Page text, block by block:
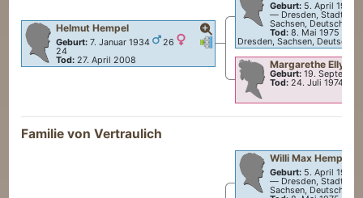
Verknüpfungen
Verknüpfungen
HelmutHempel
Geburt: 7. Januar 1934
26
24
Tod: 27. April 2008
Geburt: 5. April 1907
— Dresden, Stadt
Sachsen, Deutschland
Tod: 8. Mai 1975
Dresden, Sachsen,
Margarethe Elly
Geburt: 19.
Tod: 24. Juli 1974
Familie von Vertraulich
Willi MaxHempel
Geburt: 5. April 1907
— Dresden, Stadt
Sachsen, Deutschland